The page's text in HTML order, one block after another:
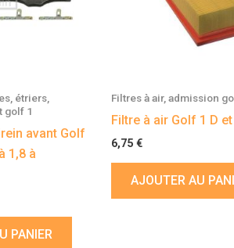
étriers,
golf 1
avant Golf
1,8 à
PANIER
Filtres à air, admission
Filtre à air Golf 1 D et
6,75 €
AJOUTER AU